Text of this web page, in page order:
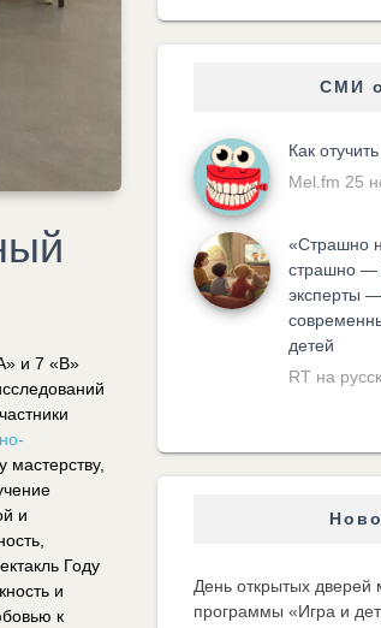
и 7 «В»
мастерству,
и
Году
и
к
СМИ
Как
Mel.fm 25
«Cтрашно
страшно —
эксперты
детей
RT на
День открытых дверей
программы «Игра и